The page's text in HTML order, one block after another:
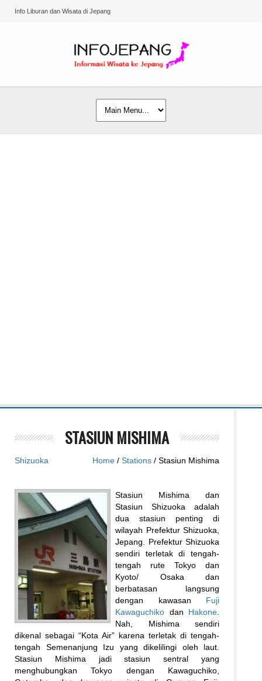
Info Liburan dan Wisata di Jepang
STASIUN MISHIMA
Shizuoka Home / Stations / Stasiun Mishima
Stasiun Mishima dan
Stasiun Shizuoka adalah
dua stasiun penting di
wilayah Prefektur Shizuoka,
Jepang. Prefektur Shizuoka
sendiri terletak di tengah-
tengah rute Tokyo dan
Kyoto/ Osaka dan
berbatasan langsung
dengan kawasan Fuji
Kawaguchiko dan Hakone
Nah, Mishima sendiri
dikenal sebagai “Kota Air” karena terletak di tengah-
tengah Semenanjung Izu yang dikelilingi oleh laut.
Stasiun Mishima jadi stasiun sentral yang
menghubungkan Tokyo dengan Kawaguchiko,